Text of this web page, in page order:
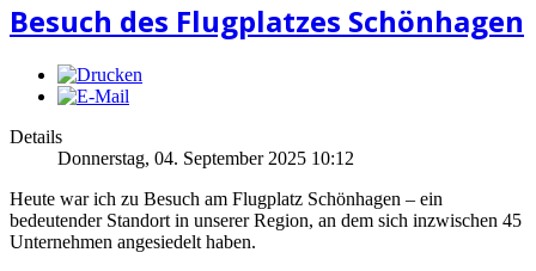
Besuch des Flugplatzes Schönhagen
Details
Donnerstag, 04. September 2025 10:12
Heute war ich zu Besuch am Flugplatz Schönhagen – ein
bedeutender Standort in unserer Region, an dem sich inzwischen 45
Unternehmen angesiedelt haben.